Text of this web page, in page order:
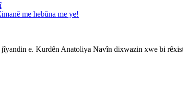
me hebûna me ye!
e. Kurdên Anatoliya Navîn dixwazin xwe bi